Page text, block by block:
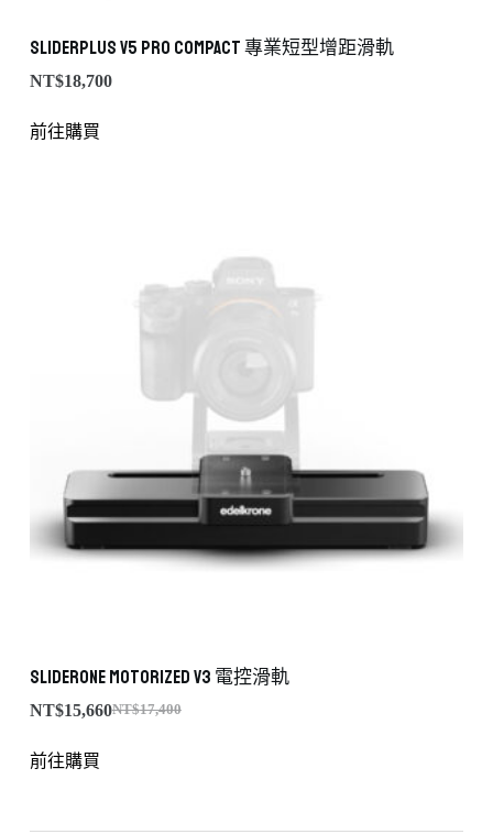
SliderPLUS v5 PRO Compact 專業短型增距滑軌
NT$18,700
前往購買
SliderONE Motorized v3 電控滑軌
NT$17,400
NT$15,660
前往購買